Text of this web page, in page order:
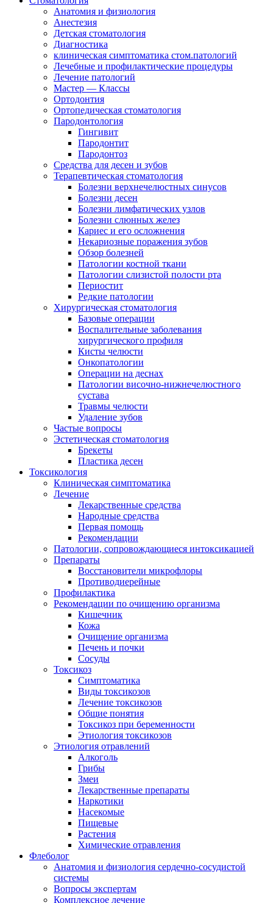
Анатомия и физиология
Анестезия
Детская стоматология
Диагностика
клиническая симптоматика стом.патологий
Лечебные и профилактические процедуры
Лечение патологий
Мастер — Классы
Ортодонтия
Ортопедическая стоматология
Пародонтология
Гингивит
Пародонтит
Пародонтоз
Средства для десен и зубов
Терапевтическая стоматология
Болезни верхнечелюстных синусов
Болезни десен
Болезни лимфатических узлов
Болезни слюнных желез
Кариес и его осложнения
Некариозные поражения зубов
Обзор болезней
Патологии костной ткани
Патологии слизистой полости рта
Периостит
Редкие патологии
Хирургическая стоматология
Базовые операции
Воспалительные заболевания
хирургического профиля
Кисты челюсти
Онкопатологии
Операции на деснах
Патологии височно-нижнечелюстного
сустава
Травмы челюсти
Удаление зубов
Частые вопросы
Эстетическая стоматология
Брекеты
Пластика десен
Токсикология
Клиническая симптоматика
Лечение
Лекарственные средства
Народные средства
Первая помощь
Рекомендации
Патологии, сопровождающиеся интоксикацией
Препараты
Восстановители микрофлоры
Противодиерейные
Профилактика
Рекомендации по очищению организма
Кишечник
Кожа
Очищение организма
Печень и почки
Сосуды
Токсикоз
Cимптоматика
Виды токсикозов
Лечение токсикозов
Общие понятия
Токсикоз при беременности
Этиология токсикозов
Этиология отравлений
Алкоголь
Грибы
Змеи
Лекарственные препараты
Наркотики
Насекомые
Пищевые
Растения
Химические отравления
Флеболог
Анатомия и физиология сердечно-сосудистой
системы
Вопросы экспертам
Комплексное лечение